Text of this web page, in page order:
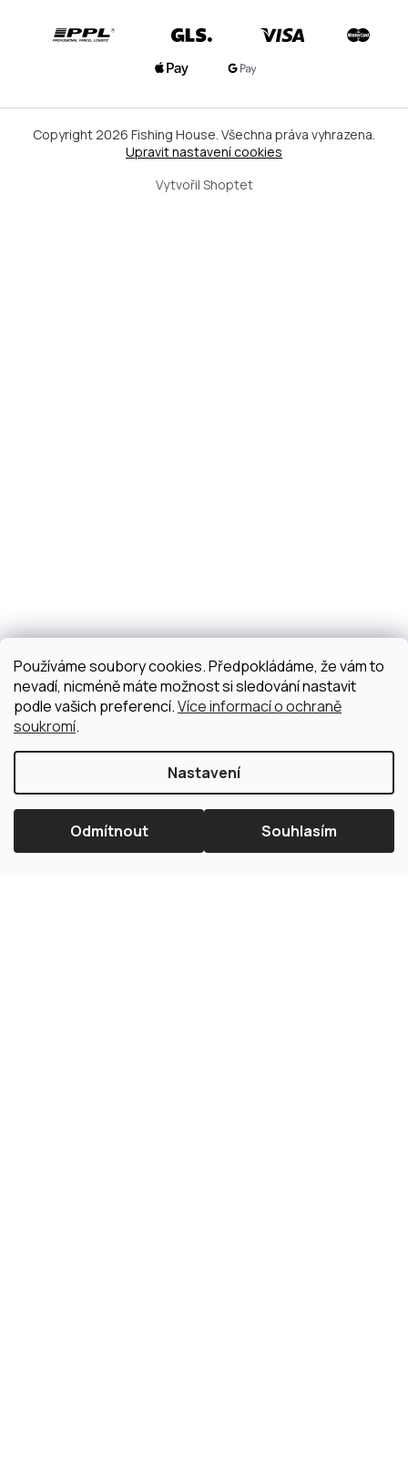
Používáme soubory cookies. Předpokládáme, že vám to
nevadí, nicméně máte možnost si sledování nastavit
podle vašich preferencí.Více informací o ochraně
soukromí.
Nastavení
Odmítnout Souhlasím
Vytvořil Shoptet
Copyright 2026 Fishing House. Všechna práva vyhrazena.
Upravit nastavení cookies